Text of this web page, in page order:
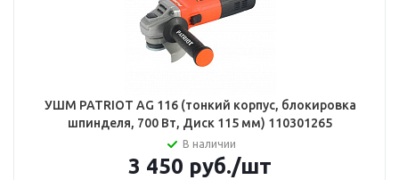
УШМ PATRIOT AG 116 (тонкий корпус, блокировка
шпинделя, 700 Вт, Диск 115 мм) 110301265
В наличии
3 450 руб./шт